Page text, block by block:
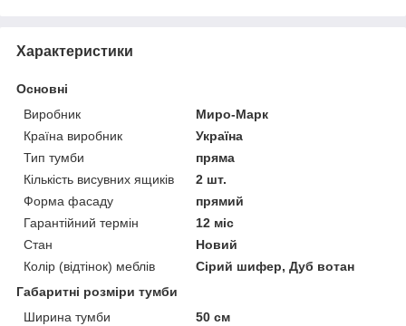
Характеристики
Основні
Виробник
Миро-Марк
Країна виробник
Україна
Тип тумби
пряма
Кількість висувних ящиків
2 шт.
Форма фасаду
прямий
Гарантійний термін
12 міс
Стан
Новий
Колір (відтінок) меблів
Сірий шифер, Дуб вотан
Габаритні розміри тумби
Ширина тумби
50 см